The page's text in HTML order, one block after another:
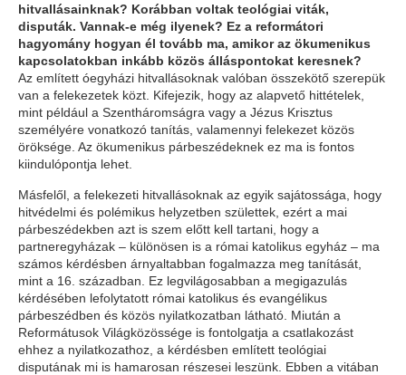
hitvallásainknak? Korábban voltak teológiai viták,
disputák. Vannak-e még ilyenek? Ez a reformátori
hagyomány hogyan él tovább ma, amikor az ökumenikus
kapcsolatokban inkább közös álláspontokat keresnek?
Az említett óegyházi hitvallásoknak valóban összekötő szerepük
van a felekezetek közt. Kifejezik, hogy az alapvető hittételek,
mint például a Szentháromságra vagy a Jézus Krisztus
személyére vonatkozó tanítás, valamennyi felekezet közös
öröksége. Az ökumenikus párbeszédeknek ez ma is fontos
kiindulópontja lehet.
Másfelől, a felekezeti hitvallásoknak az egyik sajátossága, hogy
hitvédelmi és polémikus helyzetben születtek, ezért a mai
párbeszédekben azt is szem előtt kell tartani, hogy a
partneregyházak – különösen is a római katolikus egyház – ma
számos kérdésben árnyaltabban fogalmazza meg tanítását,
mint a 16. században. Ez legvilágosabban a megigazulás
kérdésében lefolytatott római katolikus és evangélikus
párbeszédben és közös nyilatkozatban látható. Miután a
Reformátusok Világközössége is fontolgatja a csatlakozást
ehhez a nyilatkozathoz, a kérdésben említett teológiai
disputának mi is hamarosan részesei leszünk. Ebben a vitában